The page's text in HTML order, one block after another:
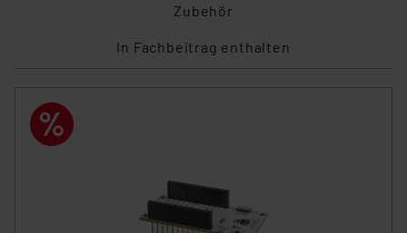
Zubehör
In Fachbeitrag enthalten